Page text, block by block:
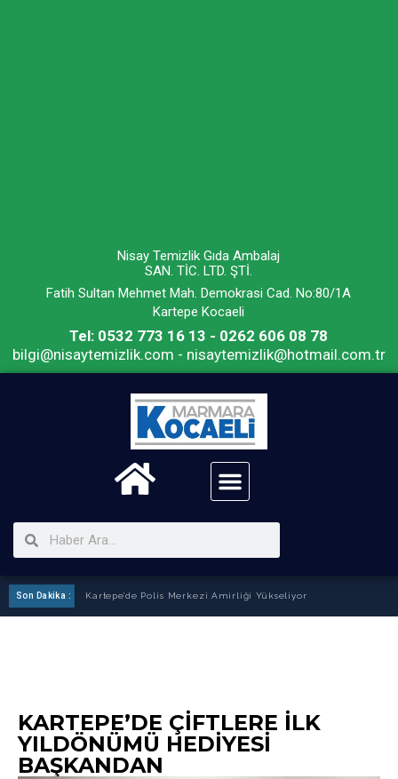
Nisay Temizlik Gıda Ambalaj
SAN. TİC. LTD. ŞTİ.
Fatih Sultan Mehmet Mah. Demokrasi Cad. No:80/1A
Kartepe Kocaeli
Tel: 0532 773 16 13 - 0262 606 08 78
bilgi@nisaytemizlik.com - nisaytemizlik@hotmail.com.tr
Kartepe’de Polis Merkezi Amirliği Yükseliyor
Son Dakika :
KARTEPE’DE ÇIFTLERE İLK
YILDÖNÜMÜ HEDIYESI
BAŞKANDAN